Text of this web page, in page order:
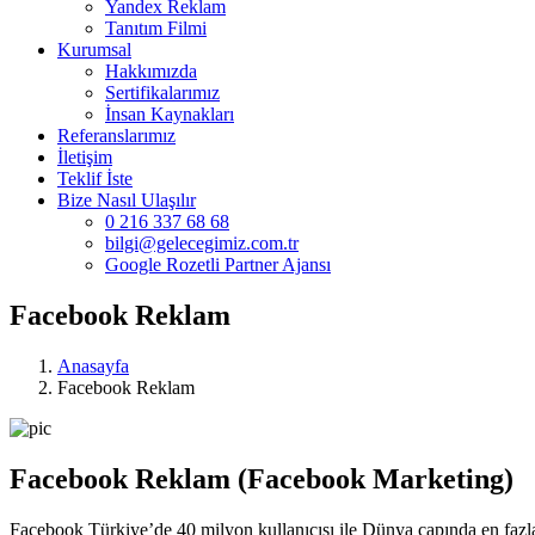
Yandex Reklam
Tanıtım Filmi
Kurumsal
Hakkımızda
Sertifikalarımız
İnsan Kaynakları
Referanslarımız
İletişim
Teklif İste
Bize Nasıl Ulaşılır
0 216 337 68 68
bilgi@gelecegimiz.com.tr
Google Rozetli Partner Ajansı
Facebook Reklam
Anasayfa
Facebook Reklam
Facebook Reklam (Facebook Marketing)
Facebook Türkiye’de 40 milyon kullanıcısı ile Dünya çapında en